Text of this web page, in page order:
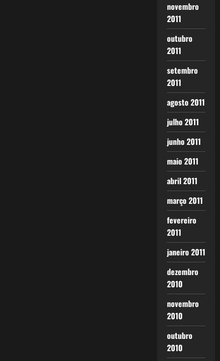
novembro
2011
outubro
2011
setembro
2011
agosto 2011
julho 2011
junho 2011
maio 2011
abril 2011
março 2011
fevereiro
2011
janeiro 2011
dezembro
2010
novembro
2010
outubro
2010